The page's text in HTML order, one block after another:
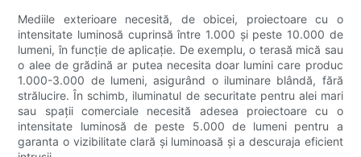
Mediile exterioare necesită, de obicei, proiectoare cu o
intensitate luminosă cuprinsă între 1.000 și peste 10.000 de
lumeni, în funcție de aplicație. De exemplu, o terasă mică sau
o alee de grădină ar putea necesita doar lumini care produc
1.000-3.000 de lumeni, asigurând o iluminare blândă, fără
strălucire. În schimb, iluminatul de securitate pentru alei mari
sau spații comerciale necesită adesea proiectoare cu o
intensitate luminosă de peste 5.000 de lumeni pentru a
garanta o vizibilitate clară și luminoasă și a descuraja eficient